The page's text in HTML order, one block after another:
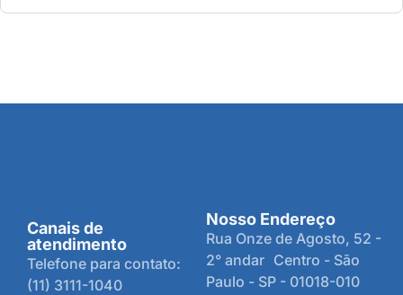
Canais de
atendimento
Telefone para contato:
(11) 3111-1040
Nosso Endereço
Rua Onze de Agosto, 52 -
2° andar Centro - São
Paulo - SP - 01018-010